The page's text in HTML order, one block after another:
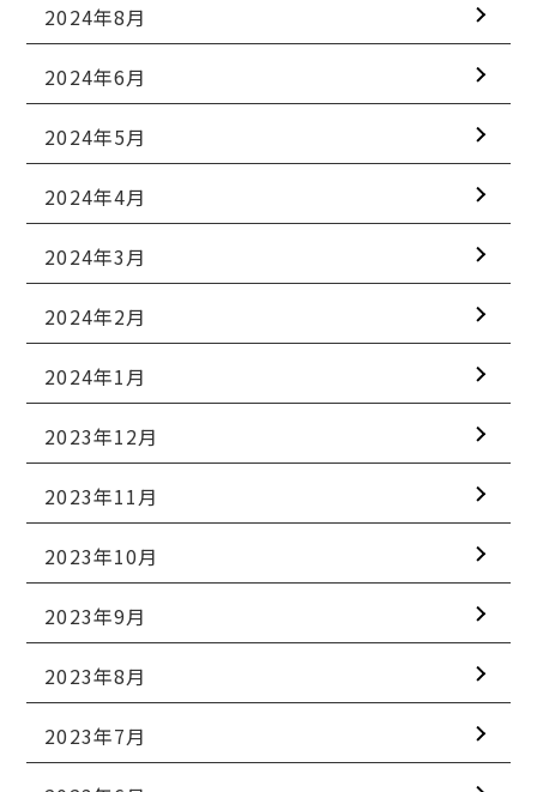
2024年8月
2024年6月
2024年5月
2024年4月
2024年3月
2024年2月
2024年1月
2023年12月
2023年11月
2023年10月
2023年9月
2023年8月
2023年7月